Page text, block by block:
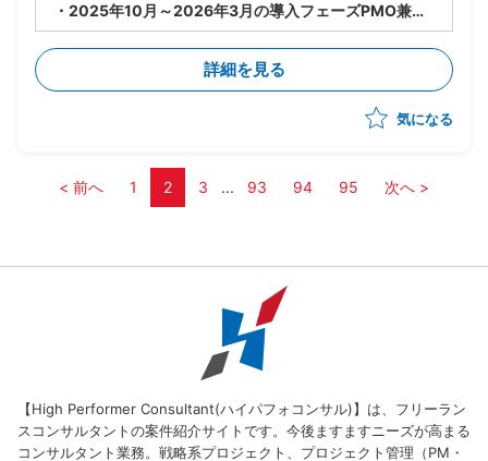
・2025年10月～2026年3月の導入フェーズPMO兼イ
ンストラクター担当
・本社・間接部門・一部生産部門数百名向け研修開催お
よびフォローアップ支援(操作説明)
・IT部門・各部署との調整および資料・マニュアル作成
詳細を見る
気になる
< 前へ 1 2 3 ... 93 94 95 次へ >
【High Performer Consultant(ハイパフォコンサル)】は、フリーラン
スコンサルタントの案件紹介サイトです。今後ますますニーズが高まる
コンサルタント業務。戦略系プロジェクト、プロジェクト管理（PM・